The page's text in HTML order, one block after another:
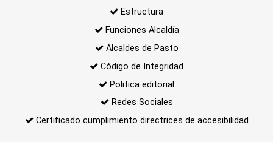
Estructura
Funciones Alcaldía
Alcaldes de Pasto
Código de Integridad
Politica editorial
Redes Sociales
Certificado cumplimiento directrices de accesibilidad